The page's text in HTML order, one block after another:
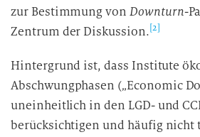
zur Bestimmung von Downturn-
Zentrum der Diskussion. [2]
Hintergrund ist, dass Institute
Abschwungphasen („Economic
uneinheitlich in den LGD- und
berücksichtigen und häufig nicht